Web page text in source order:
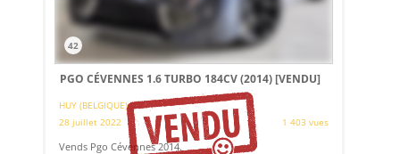
42
PGO CÉVENNES 1.6 TURBO 184CV (2014)[VENDU]
HUY (BELGIQUE)
28 juillet 2022
1 403 vues
Vends Pgo Cévennes 2014.